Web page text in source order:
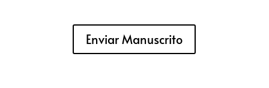
Enviar Manuscrito